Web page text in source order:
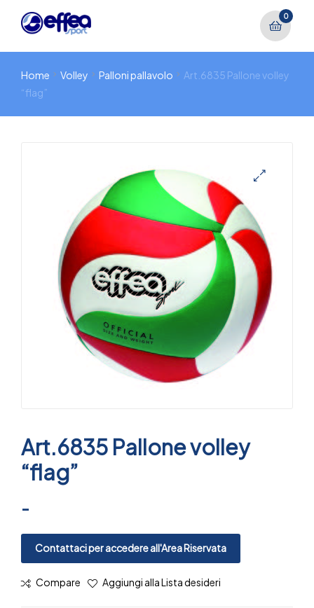
0
Home Volley Palloni pallavolo
Art.6835 Pallone volley
“flag”
Art.6835 Pallone volley
“flag”
-
Contattaci per accedere all'Area Riservata
Compare Aggiungi alla Lista desideri